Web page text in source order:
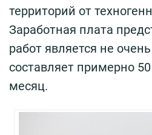
территорий от
Заработная плата
работ является не
составляет примерно
месяц.